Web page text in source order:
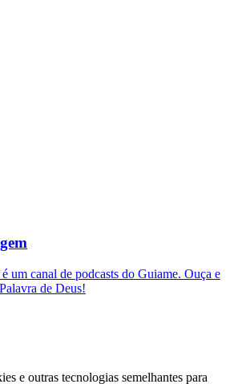
um canal de podcasts do Guiame. Ouça e
de Deus!
e outras tecnologias semelhantes para